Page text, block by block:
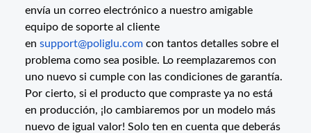
envía un correo electrónico a nuestro amigable
equipo de soporte al cliente
en support@poliglu.com con tantos detalles sobre el
problema como sea posible. Lo reemplazaremos con
uno nuevo si cumple con las condiciones de garantía.
Por cierto, si el producto que compraste ya no está
en producción, ¡lo cambiaremos por un modelo más
nuevo de igual valor! Solo ten en cuenta que deberás